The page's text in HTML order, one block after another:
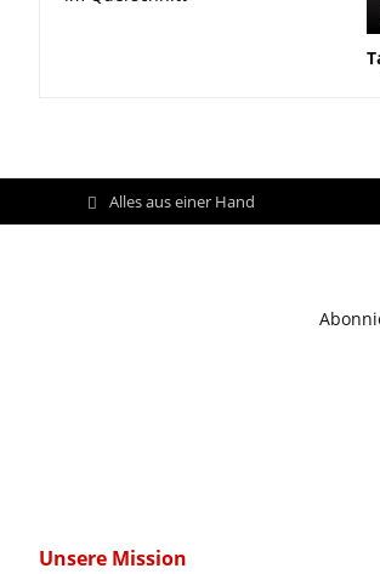
Alles aus einer Hand
Unsere Mission